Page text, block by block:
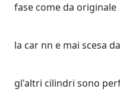
fase come da originale
la car nn e mai scesa
gl'altri cilindri sono